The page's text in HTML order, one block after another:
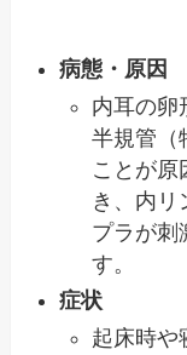
病態・原因
内耳の卵
半規管（
ことが原
き、内リ
プラが刺
す。
症状
起床時や